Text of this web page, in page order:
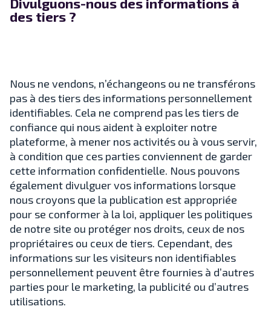
des tiers ?
Nous ne vendons, n’échangeons ou ne transférons
pas à des tiers des informations personnellement
identifiables. Cela ne comprend pas les tiers de
confiance qui nous aident à exploiter notre
plateforme, à mener nos activités ou à vous servir,
à condition que ces parties conviennent de garder
cette information confidentielle. Nous pouvons
également divulguer vos informations lorsque
nous croyons que la publication est appropriée
pour se conformer à la loi, appliquer les politiques
de notre site ou protéger nos droits, ceux de nos
propriétaires ou ceux de tiers. Cependant, des
informations sur les visiteurs non identifiables
personnellement peuvent être fournies à d’autres
parties pour le marketing, la publicité ou d’autres
utilisations.